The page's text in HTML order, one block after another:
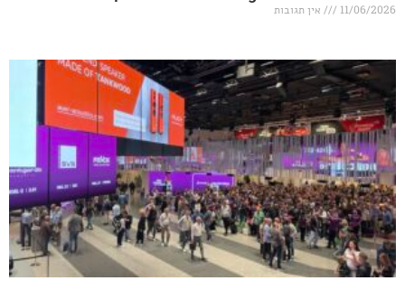
אין תגובות